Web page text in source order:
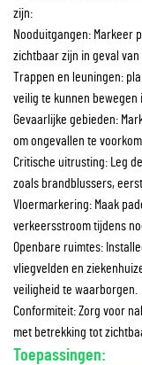
zijn:
Nooduitgangen: Markeer
zichtbaar zijn in geval
Trappen en leuningen:
veilig te kunnen bewegen
Gevaarlijke gebieden:
om ongevallen te
Critische uitrusting: Leg
zoals brandblussers,
Vloermarkering: Maak
verkeersstroom tijdens
Openbare ruimtes:
vliegvelden en
veiligheid te waarborgen.
Conformiteit: Zorg voor
met betrekking tot
Toepassingen: